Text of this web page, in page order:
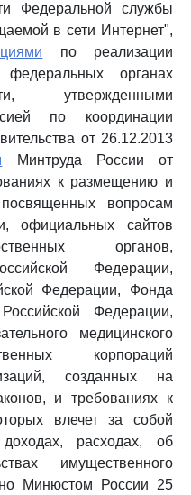
Федеральной службы
в сети Интернет",
по реализации
органах
утвержденными
по координации
от 26.12.2013
Минтруда России от
к размещению и
вопросам
официальных сайтов
органов,
Федерации,
Федерации, Фонда
Федерации,
медицинского
корпораций
созданных на
и требованиях к
влечет за собой
расходах, об
имущественного
Минюстом России 25